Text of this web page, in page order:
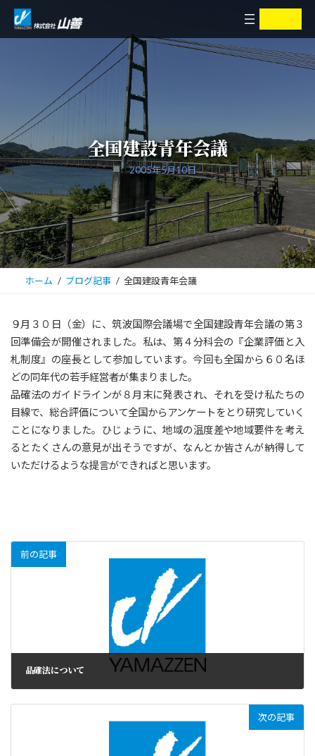
ッ
プ
移
動
ア
コ
ン
リ
ン
ア
コ
ン
リ
ン
全国建設青年会議
2005年5月10日
ホーム ブログ記事 全国建設青年会議
９月３０日（金）に、筑波国際会議場で全国建設青年会議の第３
回準備会が開催されました。私は、第４分科会の『企業評価と入
札制度』の座長として参加しています。今回も全国から６０名ほ
どの同年代の若手経営者が集まりました。
品確法のガイドラインが８月末に発表され、それを受け私たちの
目線で、総合評価について全国からアンケートをとり研究していく
ことになりました。ひじょうに、地域の温度差や地域要件を考え
るとたくさんの意見が出そうですが、なんとか皆さんが納得して
いただけるような提言ができればと思います。
前の記事
品確法について
次の記事